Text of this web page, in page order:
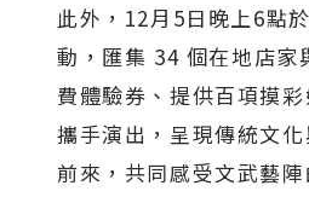
此外，12月5日晚上6點
動，匯集 34 個在地店家
費體驗券、提供百項摸
攜手演出，呈現傳統文
前來，共同感受文武藝